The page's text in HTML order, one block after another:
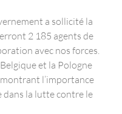
a sollicité la
2 185 agents de
avec nos forces.
et la Pologne
l’importance
la lutte contre le